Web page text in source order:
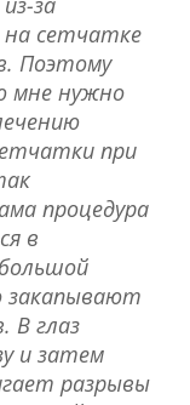
на сетчатке
Поэтому
мне нужно
при
процедура
в
закапывают
В глаз
и затем
разрывы